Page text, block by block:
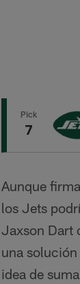
Pick
7
Aunque
los Jets
Jaxson Dart
una
idea de